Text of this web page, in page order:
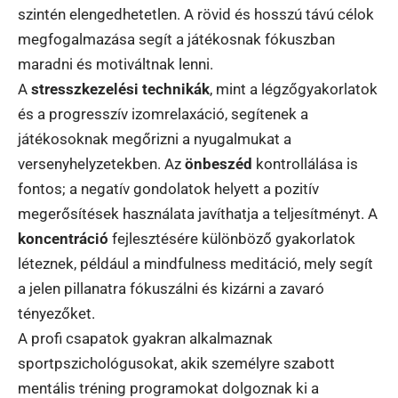
szintén elengedhetetlen. A rövid és hosszú távú célok
megfogalmazása segít a játékosnak fókuszban
maradni és motiváltnak lenni.
A stresszkezelési technikák, mint a légzőgyakorlatok
és a progresszív izomrelaxáció, segítenek a
játékosoknak megőrizni a nyugalmukat a
versenyhelyzetekben. Az önbeszéd kontrollálása is
fontos; a negatív gondolatok helyett a pozitív
megerősítések használata javíthatja a teljesítményt. A
koncentráció fejlesztésére különböző gyakorlatok
léteznek, például a mindfulness meditáció, mely segít
a jelen pillanatra fókuszálni és kizárni a zavaró
tényezőket.
A profi csapatok gyakran alkalmaznak
sportpszichológusokat, akik személyre szabott
mentális tréning programokat dolgoznak ki a